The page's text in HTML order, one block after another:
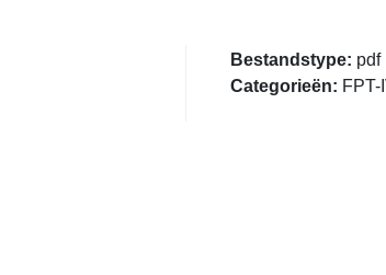
Bestandstype: pdf
Categorieën: FPT-